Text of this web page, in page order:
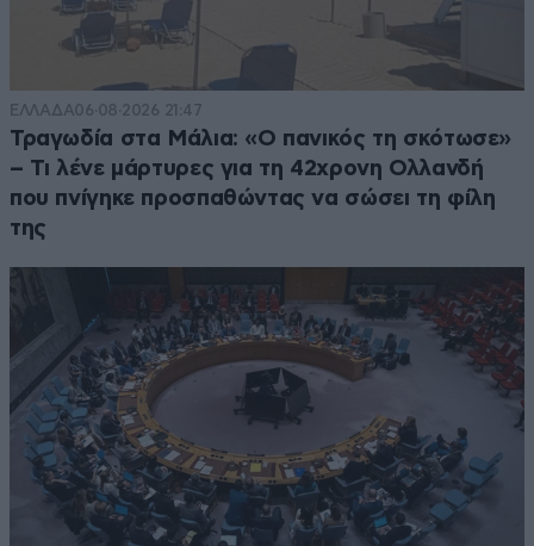
ΕΛΛΑΔΑ06·08·2026 21:47
Τραγωδία στα Μάλια: «Ο πανικός τη σκότωσε»
– Τι λένε μάρτυρες για τη 42χρονη Ολλανδή
που πνίγηκε προσπαθώντας να σώσει τη φίλη
της